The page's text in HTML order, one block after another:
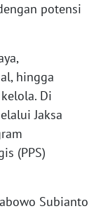
potensi
hingga
Di
Jaksa
(PPS)
Subianto